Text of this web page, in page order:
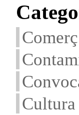
Comerç
Cultura